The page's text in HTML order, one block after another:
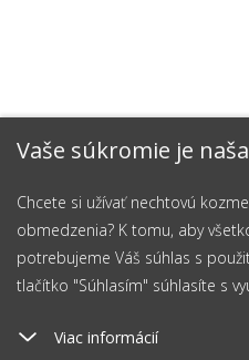
Vaše súkromie je
Chcete si užívať nechtovú
obmedzenia? K tomu, aby
potrebujeme Váš súhlas s
tlačítko "Súhlasím" súhlasíte s
Viac informácií